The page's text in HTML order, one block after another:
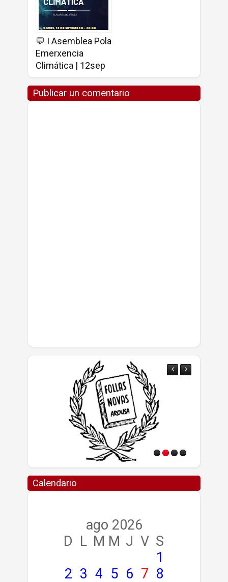
💬 I Asemblea Pola
Emerxencia
Climática | 12sep
Publicar un comentario
Calendario
ago 2026
D
L M M J V S
1
2 3 4 5 6 7 8